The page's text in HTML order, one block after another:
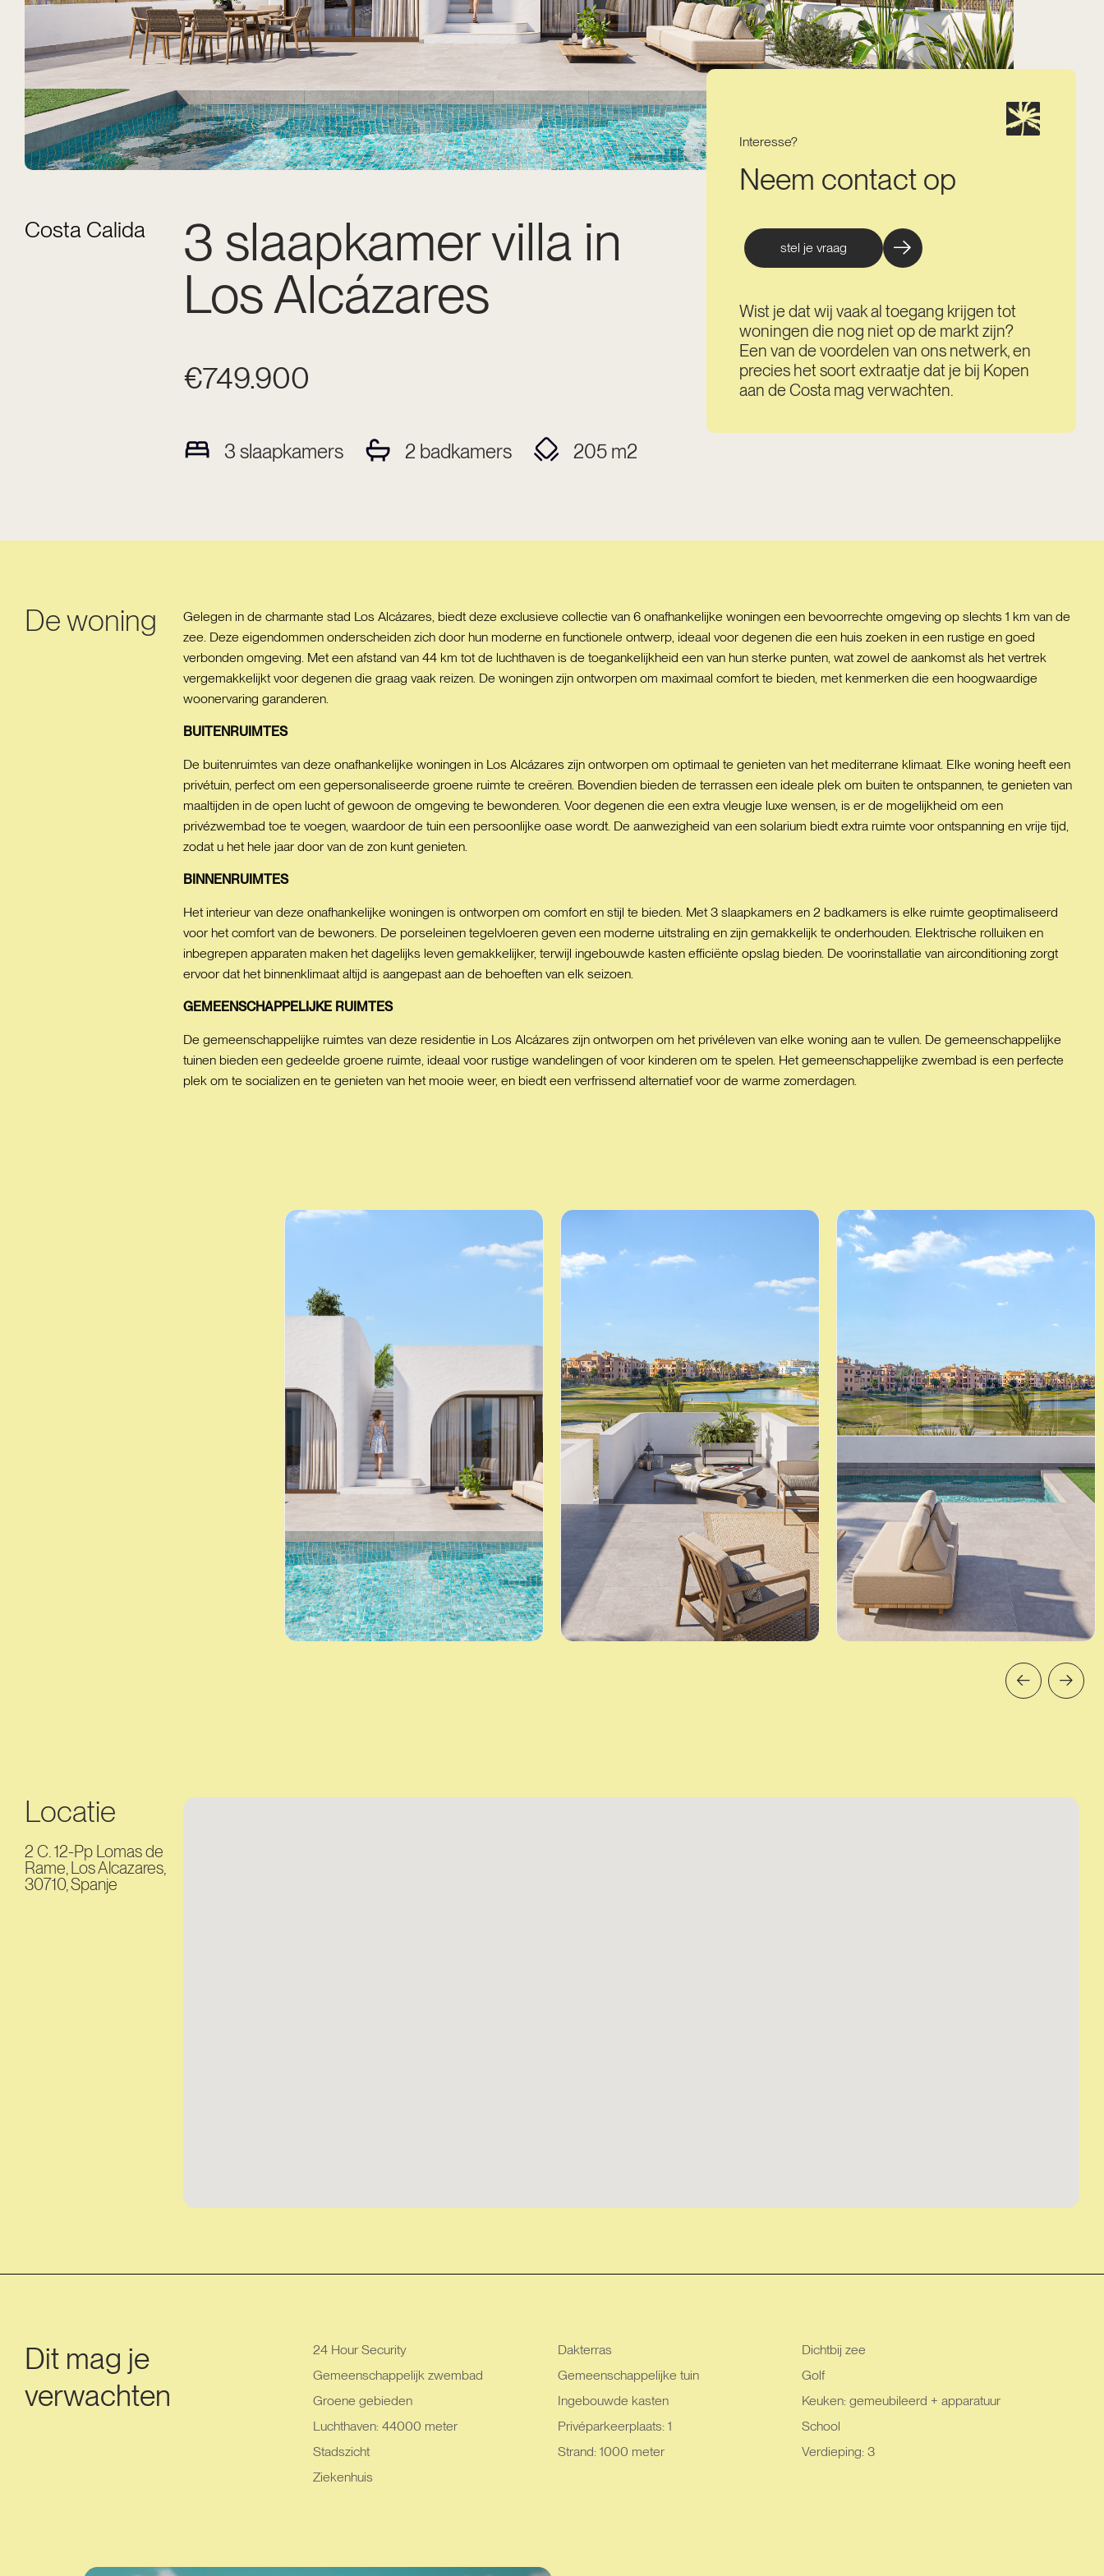
Costa Calida
3 slaapkamer villa in
Los Alcázares
€749.900
3 slaapkamers 2 badkamers 205m2
Interesse?
Neem contact op
stel je vraag
Wist je dat wij vaak al toegang krijgen tot
woningen die nog niet op de markt zijn?
Een van de voordelen van ons netwerk, en
precies het soort extraatje dat je bij Kopen
aan de Costa mag verwachten.
De woning
Gelegen in de charmante stad Los Alcázares, biedt deze exclusieve collectie van 6 onafhankelijke woningen een bevoorrechte omgeving op slechts 1 km van de
zee. Deze eigendommen onderscheiden zich door hun moderne en functionele ontwerp, ideaal voor degenen die een huis zoeken in een rustige en goed
verbonden omgeving. Met een afstand van 44 km tot de luchthaven is de toegankelijkheid een van hun sterke punten, wat zowel de aankomst als het vertrek
vergemakkelijkt voor degenen die graag vaak reizen. De woningen zijn ontworpen om maximaal comfort te bieden, met kenmerken die een hoogwaardige
woonervaring garanderen.
BUITENRUIMTES
De buitenruimtes van deze onafhankelijke woningen in Los Alcázares zijn ontworpen om optimaal te genieten van het mediterrane klimaat. Elke woning heeft een
privétuin, perfect om een gepersonaliseerde groene ruimte te creëren. Bovendien bieden de terrassen een ideale plek om buiten te ontspannen, te genieten van
maaltijden in de open lucht of gewoon de omgeving te bewonderen. Voor degenen die een extra vleugje luxe wensen, is er de mogelijkheid om een
privézwembad toe te voegen, waardoor de tuin een persoonlijke oase wordt. De aanwezigheid van een solarium biedt extra ruimte voor ontspanning en vrije tijd,
zodat u het hele jaar door van de zon kunt genieten.
BINNENRUIMTES
Het interieur van deze onafhankelijke woningen is ontworpen om comfort en stijl te bieden. Met 3 slaapkamers en 2 badkamers is elke ruimte geoptimaliseerd
voor het comfort van de bewoners. De porseleinen tegelvloeren geven een moderne uitstraling en zijn gemakkelijk te onderhouden. Elektrische rolluiken en
inbegrepen apparaten maken het dagelijks leven gemakkelijker, terwijl ingebouwde kasten efficiënte opslag bieden. De voorinstallatie van airconditioning zorgt
ervoor dat het binnenklimaat altijd is aangepast aan de behoeften van elk seizoen.
GEMEENSCHAPPELIJKE RUIMTES
De gemeenschappelijke ruimtes van deze residentie in Los Alcázares zijn ontworpen om het privéleven van elke woning aan te vullen. De gemeenschappelijke
tuinen bieden een gedeelde groene ruimte, ideaal voor rustige wandelingen of voor kinderen om te spelen. Het gemeenschappelijke zwembad is een perfecte
plek om te socializen en te genieten van het mooie weer, en biedt een verfrissend alternatief voor de warme zomerdagen.
Locatie
2 C. 12-Pp Lomas de
Rame, Los Alcazares,
30710, Spanje
Dit mag je
verwachten
24 Hour Security Dakterras
Dichtbij zee
Gemeenschappelijk zwembad
Gemeenschappelijke tuin
Golf
Groene gebieden
Ingebouwde kasten
Keuken: gemeubileerd + apparatuur
Luchthaven: 44000 meter
Privéparkeerplaats: 1
School
Stadszicht
Strand: 1000 meter
Verdieping: 3
Ziekenhuis